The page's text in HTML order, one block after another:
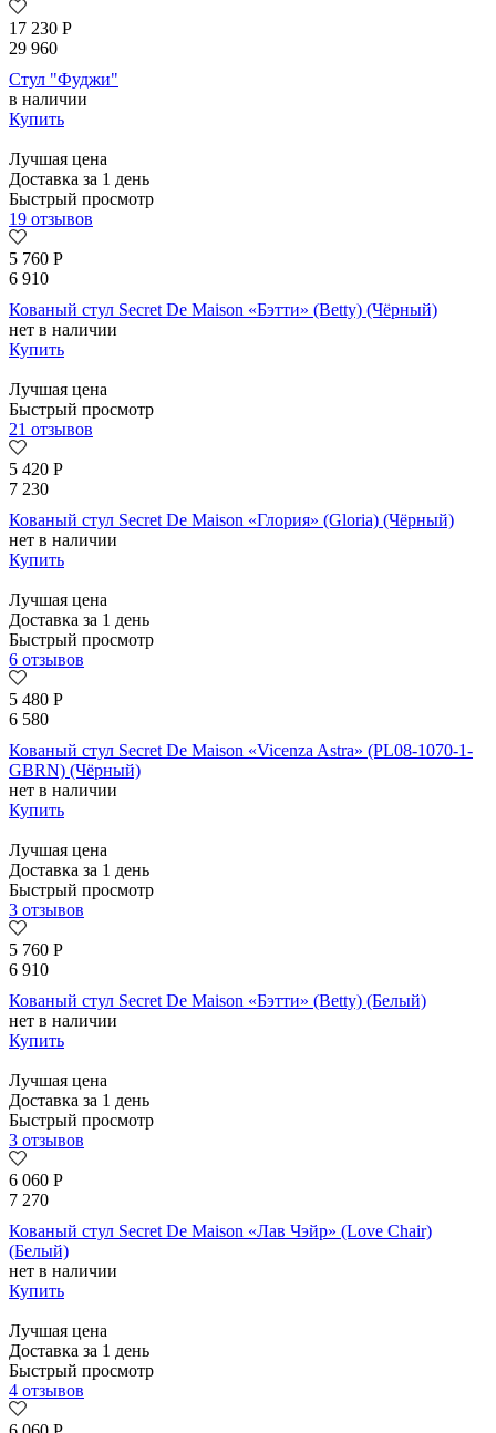
17 230 Р
29 960
Стул "Фуджи"
в наличии
Купить
Лучшая цена
Доставка за 1 день
Быстрый просмотр
19 отзывов
5 760 Р
6 910
Кованый стул Secret De Maison «Бэтти» (Betty) (Чёрный)
нет в наличии
Купить
Лучшая цена
Быстрый просмотр
21 отзывов
5 420 Р
7 230
Кованый стул Secret De Maison «Глория» (Gloria) (Чёрный)
нет в наличии
Купить
Лучшая цена
Доставка за 1 день
Быстрый просмотр
6 отзывов
5 480 Р
6 580
Кованый стул Secret De Maison «Vicenza Astra» (PL08-1070-1-
GBRN) (Чёрный)
нет в наличии
Купить
Лучшая цена
Доставка за 1 день
Быстрый просмотр
3 отзывов
5 760 Р
6 910
Кованый стул Secret De Maison «Бэтти» (Betty) (Белый)
нет в наличии
Купить
Лучшая цена
Доставка за 1 день
Быстрый просмотр
3 отзывов
6 060 Р
7 270
Кованый стул Secret De Maison «Лав Чэйр» (Love Chair)
(Белый)
нет в наличии
Купить
Лучшая цена
Доставка за 1 день
Быстрый просмотр
4 отзывов